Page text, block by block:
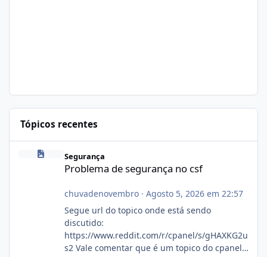
Tópicos recentes
Problema de segurança no csf
Segurança
Problema de segurança no csf
chuvadenovembro· Agosto 5, 2026 em 22:57
Segue url do topico onde está sendo
discutido:
https://www.reddit.com/r/cpanel/s/gHAXKG2u
s2 Vale comentar que é um topico do cpanel...